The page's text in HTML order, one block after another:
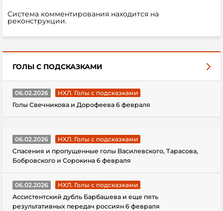
Система комментирования находится на
реконструкции.
ГОЛЫ С ПОДСКАЗКАМИ
06.02.2026
НХЛ. Голы с подсказками
Голы Свечникова и Дорофеева 6 февраля
06.02.2026
НХЛ. Голы с подсказками
Спасения и пропущенные голы Василевского, Тарасова,
Бобровского и Сорокина 6 февраля
06.02.2026
НХЛ. Голы с подсказками
Ассистентский дубль Барбашева и еще пять
результативных передач россиян 6 февраля